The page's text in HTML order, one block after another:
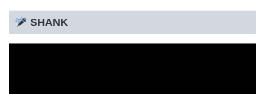
SHANK